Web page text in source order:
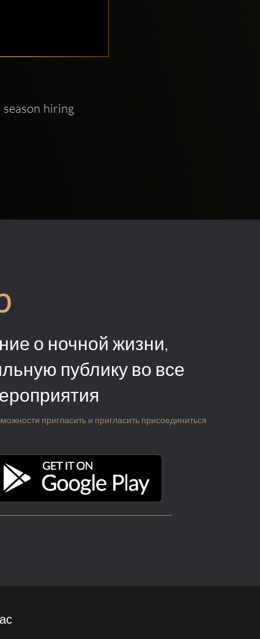
hiring
о ночной жизни,
публику во все
пригласить и пригласить присоединиться